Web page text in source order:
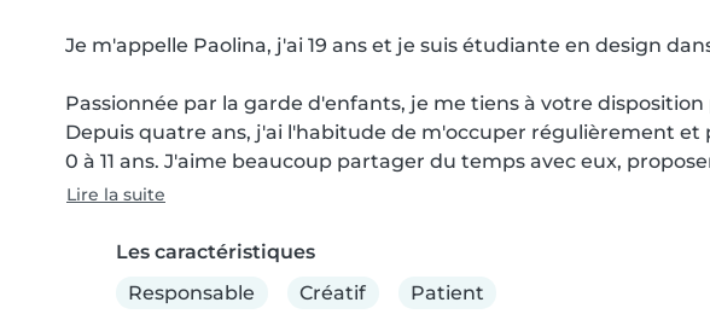
Je m'appelle Paolina, j'ai 19 ans et je suis étudiante en design
Passionnée par la garde d'enfants, je me tiens à votre
Depuis quatre ans, j'ai l'habitude de m'occuper régulièrement
0 à 11 ans. J'aime beaucoup partager du temps avec eux,
Lire la suite
Les caractéristiques
Responsable
Créatif Patient